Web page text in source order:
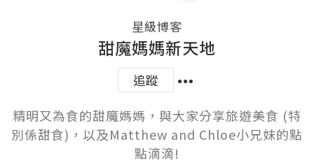
星級博客
甜魔媽媽新天地
追蹤
精明又為食的甜魔媽媽，與大家分享旅遊美食 (特
別係甜食)，以及Matthew and Chloe小兄妹的點
點滴滴!